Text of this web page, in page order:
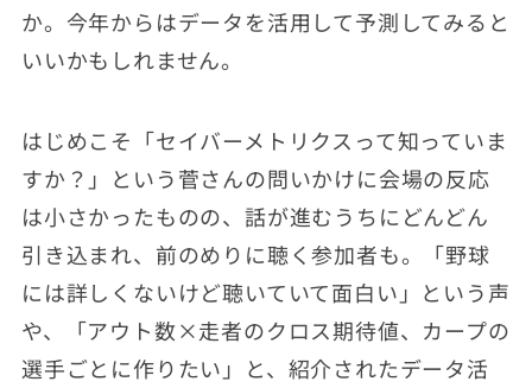
か。今年からはデータを活用して予測してみると
いいかもしれません。
はじめこそ「セイバーメトリクスって知っていま
すか？」という菅さんの問いかけに会場の反応
は小さかったものの、話が進むうちにどんどん
引き込まれ、前のめりに聴く参加者も。「野球
には詳しくないけど聴いていて面白い」という声
や、「アウト数×走者のクロス期待値、カープの
選手ごとに作りたい」と、紹介されたデータ活